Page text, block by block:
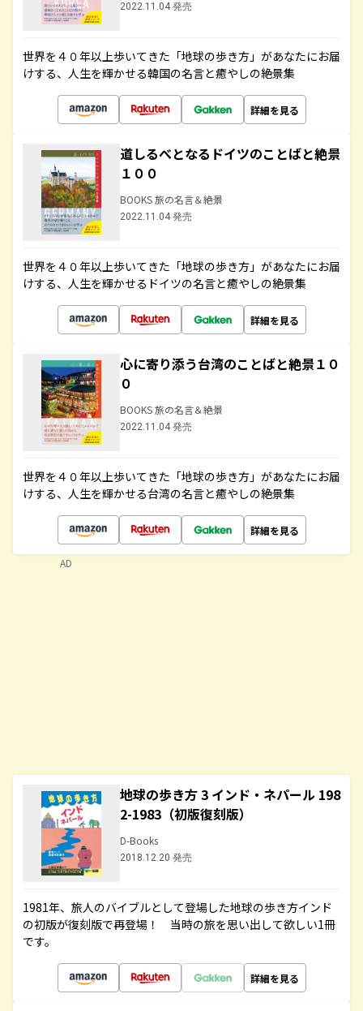
2022.11.04 発売
世界を４０年以上歩いてきた「地球の歩き方」があなたにお届
けする、人生を輝かせる韓国の名言と癒やしの絶景集
詳細を見る
道しるべとなるドイツのことばと絶景
１００
BOOKS 旅の名言＆絶景
2022.11.04 発売
世界を４０年以上歩いてきた「地球の歩き方」があなたにお届
けする、人生を輝かせるドイツの名言と癒やしの絶景集
詳細を見る
心に寄り添う台湾のことばと絶景１０
０
BOOKS 旅の名言＆絶景
2022.11.04 発売
世界を４０年以上歩いてきた「地球の歩き方」があなたにお届
けする、人生を輝かせる台湾の名言と癒やしの絶景集
詳細を見る
地球の歩き方 3 インド・ネパール 198
2-1983（初版復刻版）
D-Books
2018.12.20 発売
1981年、旅人のバイブルとして登場した地球の歩き方インド
の初版が復刻版で再登場！ 当時の旅を思い出して欲しい1冊
です。
詳細を見る
AD